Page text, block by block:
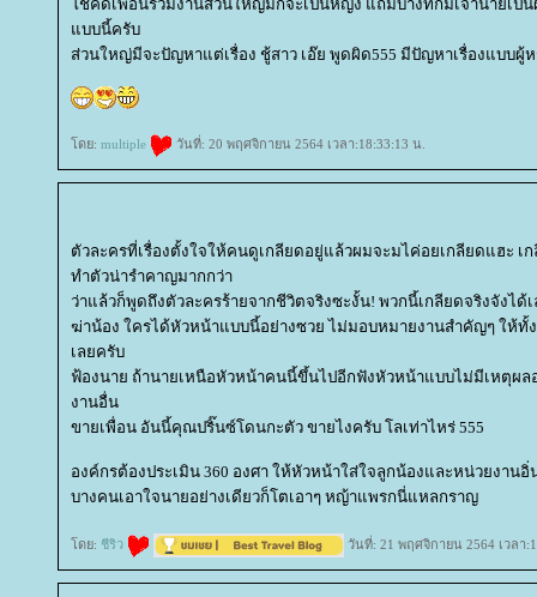
ชคดีเพื่อนร่วมงานส่วนใหญ่มักจะเป็นหญิง แถมบางทีก้มีเจ้านายเป็
บบนี้ครับ
ส่วนใหญ่มีจะปัญหาแต่เรื่อง ชู้สาว เอ๊ย พูดผิด555 มีปัญหาเรื่องแบบผู้
ดย: multiple วันที่: 20 พฤศจิกายน 2564 เวลา:18:33:13 น.
ตัวละครที่เรื่องตั้งใจให้คนดูเกลียดอยู่แล้วผมจะมไค่อยเกลียดแฮะ เ
ทำตัวน่ารำคาญมากกว่า
ว่าแล้วก็พูดถึงตัวละครร้ายจากชีวิตจริงซะงั้น! พวกนี้เกลียดจริงจังได้เ
ฆ่าน้อง ใครได้หัวหน้าแบบนี้อย่างซวย ไม่มอบหมายงานสำคัญๆ ให้ทั้
เลยครับ
ฟ้องนาย ถ้านายเหนือหัวหน้าคนนี้ขึ้นไปอีกฟังหัวหน้าแบบไม่มีเหตุผ
งานอื่น
ขายเพื่อน อันนี้คุณปริ๊นซ์โดนกะตัว ขายไงครับ โลเท่าไหร่ 555
องค์กรต้องประเมิน 360 องศา ให้หัวหน้าใส่ใจลูกน้องและหน่วยงาน
บางคนเอาใจนายอย่างเดียวก็โตเอาๆ หญ้าแพรกนี่แหลกราญ
ดย: ชีริว วันที่: 21 พฤศจิกายน 2564 เวลา